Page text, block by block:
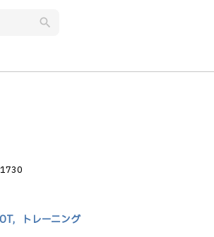
search
1730
トレーニング